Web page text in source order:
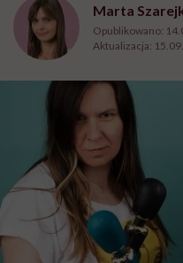
Marta
Opublikowano:
Aktualizacja: